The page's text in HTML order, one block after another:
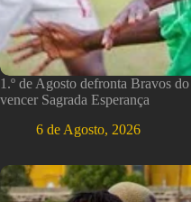
1.º de Agosto defronta Bravos
vencer Sagrada Esperança
6 de Agosto, 2026